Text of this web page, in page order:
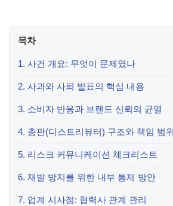
목차
1. 사건 개요: 무엇이 문제였나
2. 사과와 사퇴 발표의 핵심 내용
3. 소비자 반응과 브랜드 신뢰의 균열
4. 총판(디스트리뷰터) 구조와 책임 범위
5. 리스크 커뮤니케이션 체크리스트
6. 재발 방지를 위한 내부 통제 방안
7. 업계 시사점: 협력사 관계 관리